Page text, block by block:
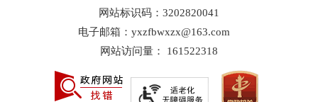
网站标识码：3202820041
电子邮箱：yxzfbwxzx@163.com
网站访问量：
161522318